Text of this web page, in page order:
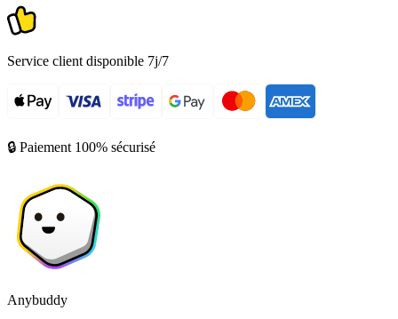
Service client disponible 7j/7
🔒 Paiement 100% sécurisé
Anybuddy